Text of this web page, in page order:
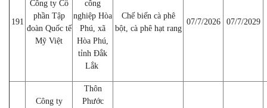
191
Công ty Cổ
phần Tập
đoàn Quốc tế
Mỹ Việt
công
nghiệp Hòa
Phú, xã
Hòa Phú,
tỉnh Đắk
Lắk
Chế biến cà phê
bột, cà phê hạt rang
07/7/2026 07/7/2029
Công ty
Thôn
Phước